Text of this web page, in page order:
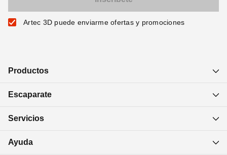
Artec 3D puede enviarme ofertas y promociones
Productos
Escaparate
Servicios
Ayuda